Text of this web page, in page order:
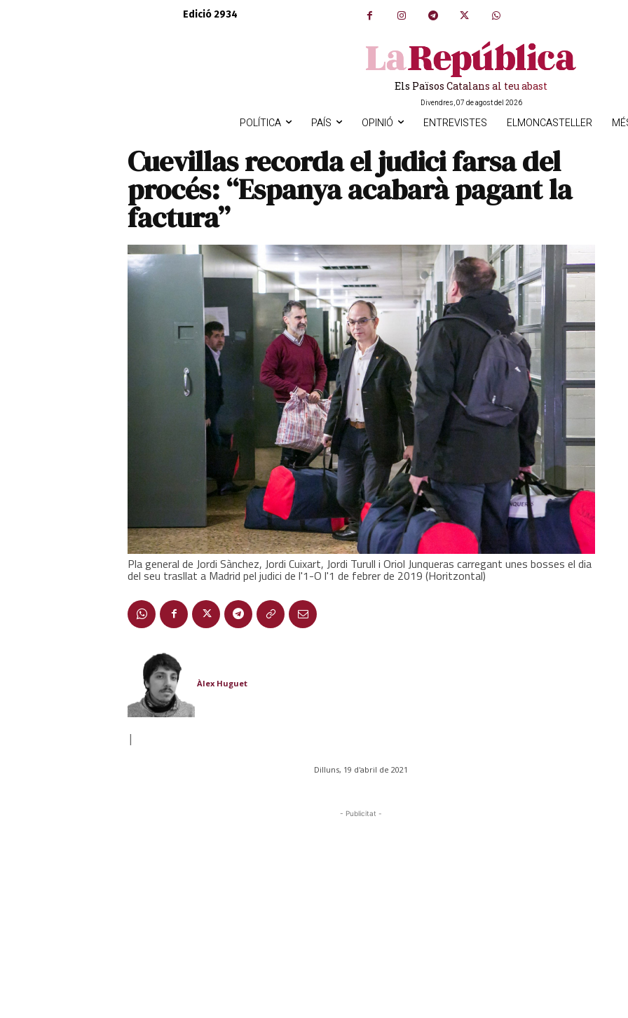
Edició 2934
Els Països Catalans al teu abast
Divendres, 07 de agost del 2026
POLÍTICA PAÍS OPINIÓ ENTREVISTES ELMONCASTELLER
Cuevillas recorda el judici farsa del
procés: “Espanya acabarà pagant la
factura”
Pla general de Jordi Sànchez, Jordi Cuixart, Jordi Turull i Oriol Junqueras carregant unes bosses el dia
del seu trasllat a Madrid pel judici de l'1-O l'1 de febrer de 2019 (Horitzontal)
Àlex Huguet
|
Dilluns, 19 d'abril de 2021
- Publicitat -